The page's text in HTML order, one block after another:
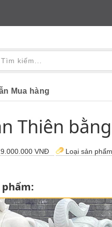
Mua hàng
Thiên
VNĐ Loại sản